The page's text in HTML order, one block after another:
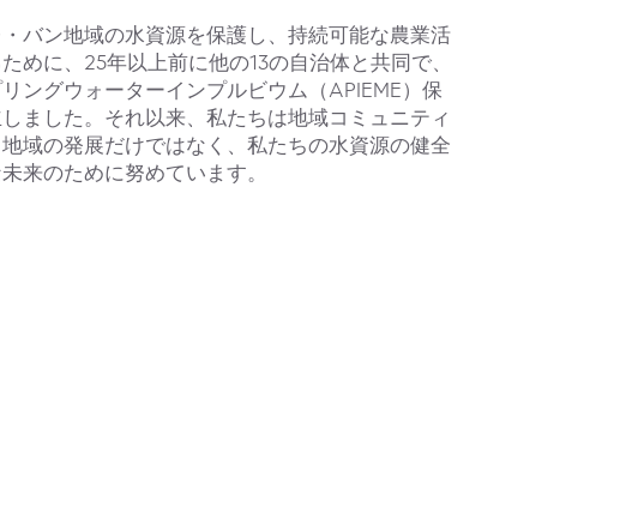
バン地域の水資源を保護し、持続可能な農業活
めに、25年以上前に他の13の自治体と共同で、
ングウォーターインプルビウム（APIEME）保
ました。それ以来、私たちは地域コミュニティ
域の発展だけではなく、私たちの水資源の健全
来のために努めています。